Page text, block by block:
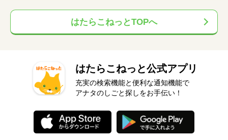
はたらこねっとTOPへ
はたらこねっと公式アプリ
充実の検索機能と便利な通知機能で
アナタのしごと探しをお手伝い！